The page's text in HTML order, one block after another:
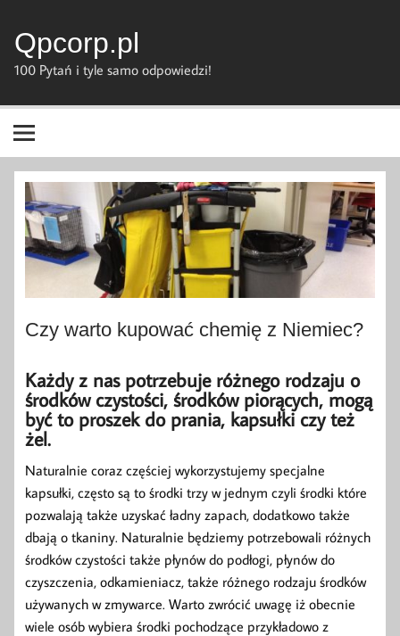
content
Qpcorp.pl
100 Pytań i tyle samo odpowiedzi!
Czy warto kupować chemię z Niemiec?
Każdy z nas potrzebuje różnego rodzaju o
środków czystości, środków piorących, mogą
być to proszek do prania, kapsułki czy też
żel.
Naturalnie coraz częściej wykorzystujemy specjalne
kapsułki, często są to środki trzy w jednym czyli środki które
pozwalają także uzyskać ładny zapach, dodatkowo także
dbają o tkaniny. Naturalnie będziemy potrzebowali różnych
środków czystości także płynów do podłogi, płynów do
czyszczenia, odkamieniacz, także różnego rodzaju środków
używanych w zmywarce. Warto zwrócić uwagę iż obecnie
wiele osób wybiera środki pochodzące przykładowo z